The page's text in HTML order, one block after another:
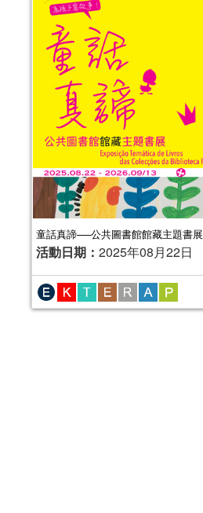
童話真諦──公共圖書館館藏主題書展
活動日期： 2025年08月22日